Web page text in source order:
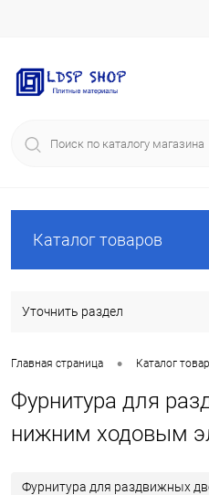
Каталог товаров
Уточнить раздел
Главная страница • Каталог
Фурнитура для
нижним ходовым
Фурнитура для раздвижных